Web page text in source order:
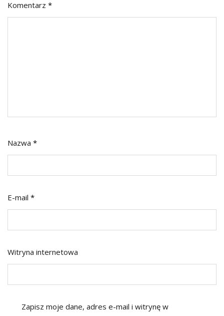
Komentarz *
Nazwa *
E-mail *
Witryna internetowa
Zapisz moje dane, adres e-mail i witrynę w